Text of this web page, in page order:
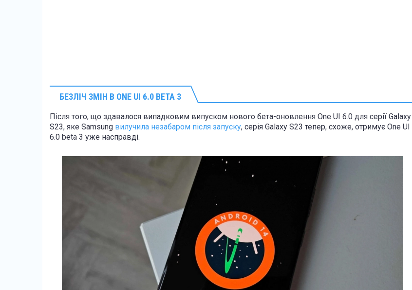
БЕЗЛІЧ ЗМІН В ONE UI 6.0 BETA 3
Після того, що здавалося випадковим випуском нового бета-оновлення One UI 6.0 для серії Galaxy
S23, яке Samsung вилучила незабаром після запуску, серія Galaxy S23 тепер, схоже, отримує One UI
6.0 beta 3 уже насправді.